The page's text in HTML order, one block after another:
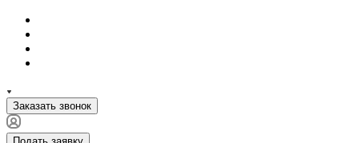
Заказать звонок